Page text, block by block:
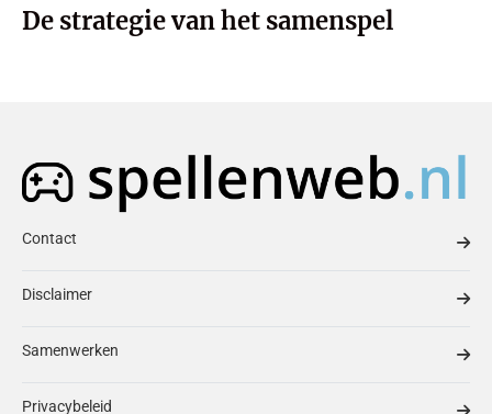
De strategie van het samenspel
Contact
Disclaimer
Samenwerken
Privacybeleid